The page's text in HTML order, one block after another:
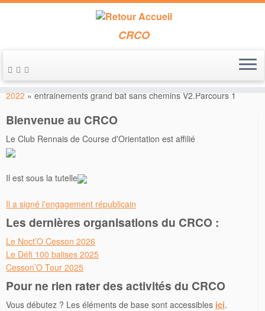
Passer
au
contenu
CRCO
Accueil » (Déposés) Circuits libres en forêt de Rennes – février
2022 » entrainements grand bat sans chemins V2.Parcours 1
Bienvenue au CRCO
Le Club Rennais de Course d'Orientation est affilié
Il est sous la tutelle
Il a signé l'engagement républicain
Les dernières organisations du CRCO :
Le Noct’O Cesson 2026
Le Défi 100 balises 2025
Cesson’O Tour 2025
Pour ne rien rater des activités du CRCO
Vous débutez ? Les éléments de base sont accessibles ici.